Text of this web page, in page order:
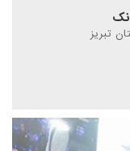
تبریز